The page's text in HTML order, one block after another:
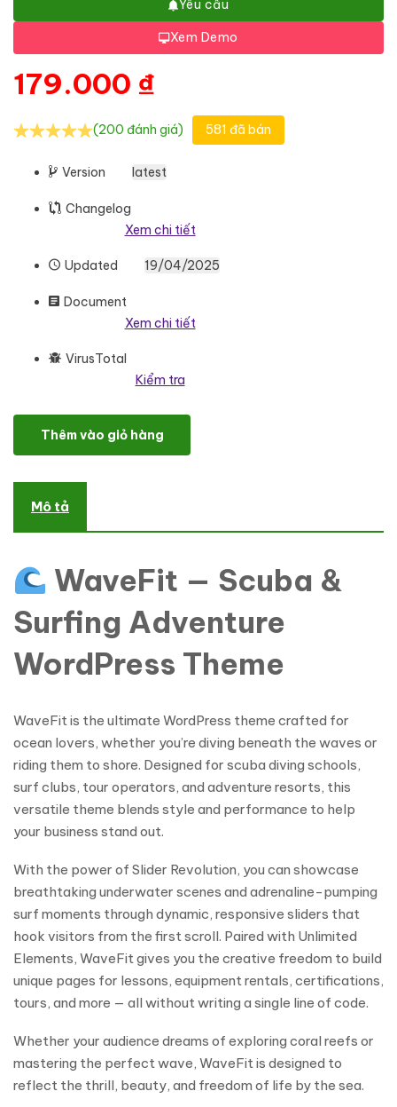
Yêu cầu
Xem Demo
179.000 ₫
(200 đánh giá) 581 đã bán
Version latest
Changelog
Xem chi tiết
Updated 19/04/2025
Document
Xem chi tiết
VirusTotal
Kiểm tra
WaveFit - Scuba and Surfing Driving Multipurpose Responsive
Thêm vào giỏ hàng
Mô tả
WaveFit — Scuba &
Surfing Adventure
WordPress Theme
WaveFit is the ultimate WordPress theme crafted for
ocean lovers, whether you’re diving beneath the waves or
riding them to shore. Designed for scuba diving schools,
surf clubs, tour operators, and adventure resorts, this
versatile theme blends style and performance to help
your business stand out.
With the power of Slider Revolution, you can showcase
breathtaking underwater scenes and adrenaline-pumping
surf moments through dynamic, responsive sliders that
hook visitors from the first scroll. Paired with Unlimited
Elements, WaveFit gives you the creative freedom to build
unique pages for lessons, equipment rentals, certifications,
tours, and more — all without writing a single line of code.
Whether your audience dreams of exploring coral reefs or
mastering the perfect wave, WaveFit is designed to
reflect the thrill, beauty, and freedom of life by the sea.